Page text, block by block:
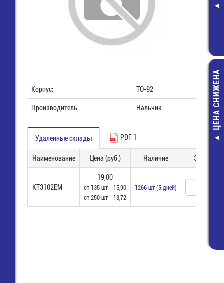
12,00 руб.
розовый (12В,
ЦЕНА СНИЖЕНА
Корпус: TO-92
Производитель: Нальчик
Удаленные склады PDF 1
Наименование Цена (руб.) Наличие Заказ
КТ3102ЕМ
19,00
от 135 шт - 15,90
от 250 шт - 13,72
1266 шт (5 дней)